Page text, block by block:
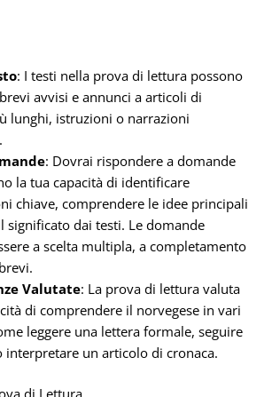
: I testi nella prova di lettura possono
avvisi e annunci a articoli di
lunghi, istruzioni o narrazioni
: Dovrai rispondere a domande
la tua capacità di identificare
chiave, comprendere le idee principali
significato dai testi. Le domande
a scelta multipla, a completamento
Valutate: La prova di lettura valuta
di comprendere il norvegese in vari
leggere una lettera formale, seguire
interpretare un articolo di cronaca.
di Lettura